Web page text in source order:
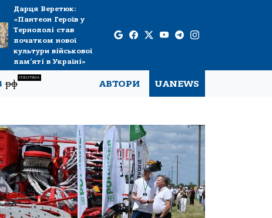
Дарця Веретюк:
«Пантеон Героїв у
Тернополі став
початком нової
культури військової
пам’яті в Україні»
рф
СПЕЦТЕМА
АВТОРИ UANEWS